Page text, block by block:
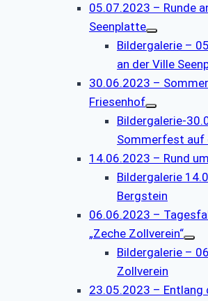
05.07.2023 – Runde
Seenplatte
Bildergalerie –
an der Ville
30.06.2023 –
Friesenhof
Bildergalerie-
Sommerfest auf
14.06.2023 – Rund
Bildergalerie
Bergstein
06.06.2023 –
„Zeche Zollverein“
Bildergalerie –
Zollverein
23.05.2023 – Entlang